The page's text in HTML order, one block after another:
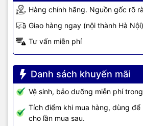
Hàng chính hãng. Nguồn gốc rõ
Giao hàng ngay (nội thành Hà Nội)
Tư vấn miễn phí
Danh sách khuyến mãi
Vệ sinh, bảo dưỡng miễn phí
Tích điểm khi mua hàng, dùng để
cho lần mua sau.